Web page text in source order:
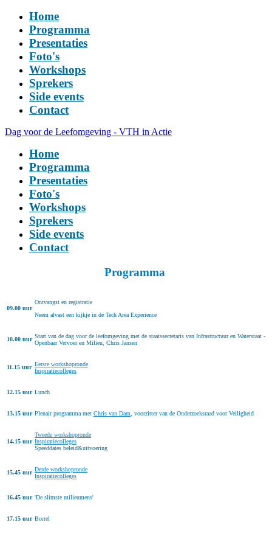
Home
Programma
Presentaties
Foto's
Workshops
Sprekers
Side events
Contact
Dag voor de Leefomgeving - VTH in Actie
Home
Programma
Presentaties
Foto's
Workshops
Sprekers
Side events
Contact
Programma
09.00 uur
Ontvangst en registratie
Neem alvast een kijkje in de Tech Area Experience
10.00 uur Start van de dag voor de leefomgeving met de staatssecretaris van Infrastructuur en Waterstaat -
Openbaar Vervoer en Milieu, Chris Jansen
11.15 uur Eerste workshopronde
Inspiratiecolleges
12.15 uur Lunch
13.15 uur Plenair programma met Chris van Dam , voorzitter van de Onderzoeksraad voor Veiligheid
14.15 uur
Tweede workshopronde
Inspiratiecolleges
Speeddates beleid&uitvoering
15.45 uur Derde workshopronde
Inspiratiecolleges
16.45 uur 'De slimste milieumens'
17.15 uur Borrel